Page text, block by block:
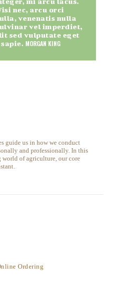
nec, arcu orci
venenatis nulla
vel imperdiet,
sed vulputate eget
sapie. MORGAN KING
guide us in how we conduct
and professionally. In this
world of agriculture, our core
Ordering